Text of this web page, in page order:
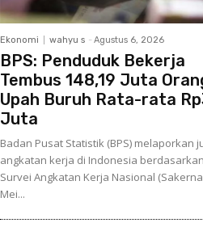
Ekonomi wahyu s - Agustus 6, 2026
BPS: Penduduk Bekerja
Tembus 148,19 Juta
Upah Buruh Rata-rata
Juta
Badan Pusat Statistik (BPS) melaporkan
angkatan kerja di Indonesia
Survei Angkatan Kerja Nasional
Mei...